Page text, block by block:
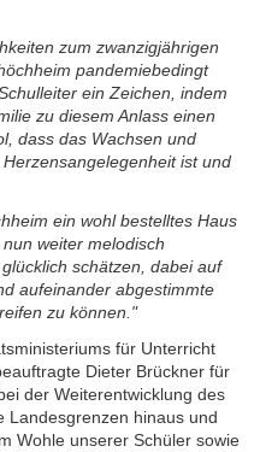
zum zwanzigjährigen
pandemiebedingt
ein Zeichen, indem
zu diesem Anlass einen
dass das Wachsen und
ist und
ein wohl bestelltes Haus
weiter melodisch
schätzen, dabei auf
aufeinander abgestimmte
zu können."
für Unterricht
Dieter Brückner für
der Weiterentwicklung des
Landesgrenzen hinaus und
Wohle unserer Schüler sowie